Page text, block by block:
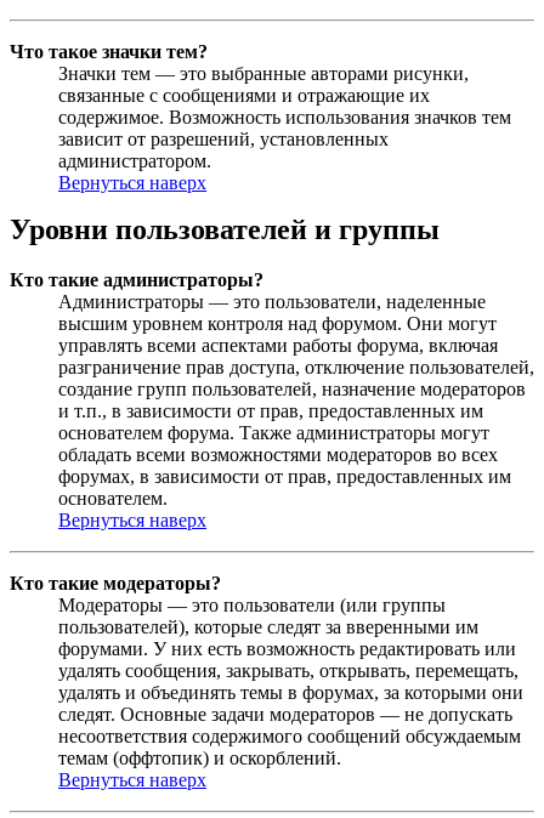
Что такое значки тем?
Значки тем — это выбранные авторами рисунки,
связанные с сообщениями и отражающие их
содержимое. Возможность использования значков тем
зависит от разрешений, установленных
администратором.
Вернуться наверх
Уровни пользователей и группы
Кто такие администраторы?
Администраторы — это пользователи, наделенные
высшим уровнем контроля над форумом. Они могут
управлять всеми аспектами работы форума, включая
разграничение прав доступа, отключение пользователей,
создание групп пользователей, назначение модераторов
и т.п., в зависимости от прав, предоставленных им
основателем форума. Также администраторы могут
обладать всеми возможностями модераторов во всех
форумах, в зависимости от прав, предоставленных им
основателем.
Вернуться наверх
Кто такие модераторы?
Модераторы — это пользователи (или группы
пользователей), которые следят за вверенными им
форумами. У них есть возможность редактировать или
удалять сообщения, закрывать, открывать, перемещать,
удалять и объединять темы в форумах, за которыми они
следят. Основные задачи модераторов — не допускать
несоответствия содержимого сообщений обсуждаемым
темам (оффтопик) и оскорблений.
Вернуться наверх